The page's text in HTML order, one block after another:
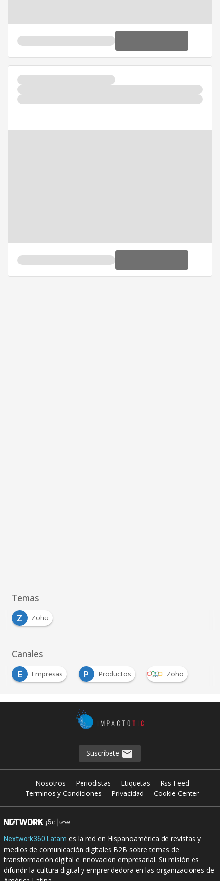
Temas
Z
Zoho
Canales
E
Empresas P Productos Zoho
Suscríbete
Nosotros Periodistas Etiquetas
Rss Feed
Terminos y Condiciones
Privacidad Cookie Center
Nextwork360 Latam es la red en Hispanoamérica de revistas y
medios de comunicación digitales B2B sobre temas de
transformación digital e innovación empresarial. Su misión es
difundir la cultura digital y emprendedora en las organizaciones de